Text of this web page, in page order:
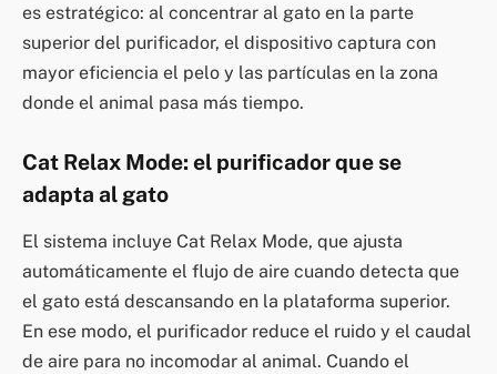
es estratégico: al concentrar al gato en la parte
superior del purificador, el dispositivo captura con
mayor eficiencia el pelo y las partículas en la zona
donde el animal pasa más tiempo.
Cat Relax Mode: el purificador que se
adapta al gato
El sistema incluye Cat Relax Mode, que ajusta
automáticamente el flujo de aire cuando detecta que
el gato está descansando en la plataforma superior.
En ese modo, el purificador reduce el ruido y el caudal
de aire para no incomodar al animal. Cuando el